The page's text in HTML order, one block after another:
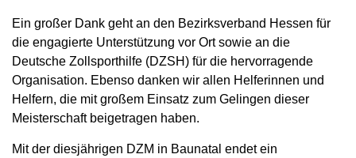
Ein großer Dank geht an den Bezirksverband Hessen für
die engagierte Unterstützung vor Ort sowie an die
Deutsche Zollsporthilfe (DZSH) für die hervorragende
Organisation. Ebenso danken wir allen Helferinnen und
Helfern, die mit großem Einsatz zum Gelingen dieser
Meisterschaft beigetragen haben.
Mit der diesjährigen DZM in Baunatal endet ein